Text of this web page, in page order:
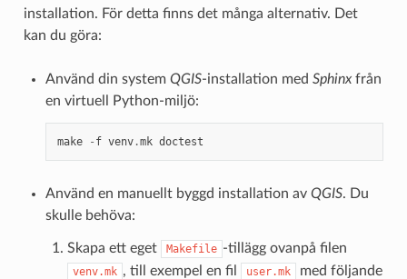
installation. För detta finns det många alternativ. Det
kan du göra:
Använd din system QGIS-installation med Sphinxfrån
en virtuell Python-miljö:
make - f venv.mk doctest
Använd en manuellt byggd installation av QGIS. Du
skulle behöva:
Skapa ett eget Makefile -tillägg ovanpå filen
venv.mk , till exempel en fil user.mk
med följande